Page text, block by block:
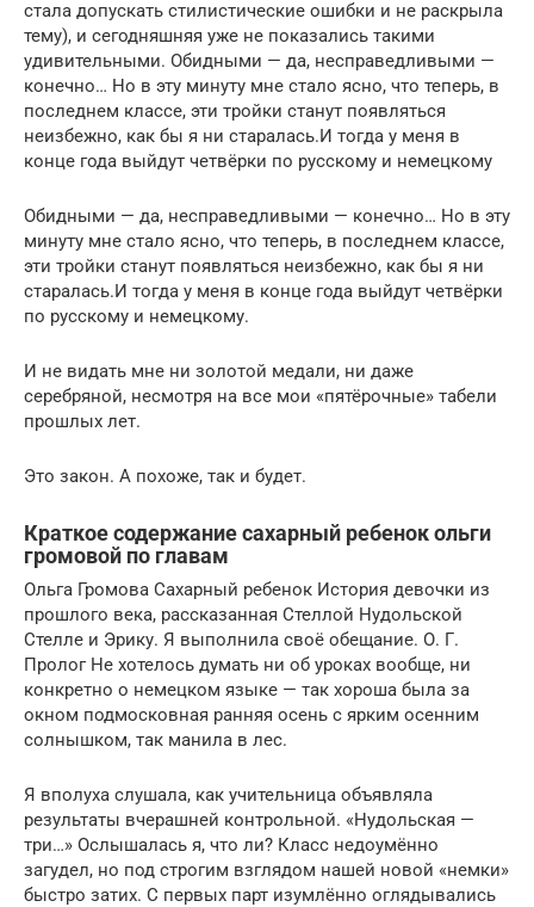
стала допускать стилистические ошибки и не раскрыла
тему), и сегодняшняя уже не показались такими
удивительными. Обидными — да, несправедливыми —
конечно… Но в эту минуту мне стало ясно, что теперь, в
последнем классе, эти тройки станут появляться
неизбежно, как бы я ни старалась.И тогда у меня в
конце года выйдут четвёрки по русскому и немецкому
Обидными — да, несправедливыми — конечно… Но в эту
минуту мне стало ясно, что теперь, в последнем классе,
эти тройки станут появляться неизбежно, как бы я ни
старалась.И тогда у меня в конце года выйдут четвёрки
по русскому и немецкому.
И не видать мне ни золотой медали, ни даже
серебряной, несмотря на все мои «пятёрочные» табели
прошлых лет.
Это закон. А похоже, так и будет.
Краткое содержание сахарный ребенок ольги
громовой по главам
Ольга Громова Сахарный ребенок История девочки из
прошлого века, рассказанная Стеллой Нудольской
Стелле и Эрику. Я выполнила своё обещание. О. Г.
Пролог Не хотелось думать ни об уроках вообще, ни
конкретно о немецком языке — так хороша была за
окном подмосковная ранняя осень с ярким осенним
солнышком, так манила в лес.
Я вполуха слушала, как учительница объявляла
результаты вчерашней контрольной. «Нудольская —
три…» Ослышалась я, что ли? Класс недоумённо
загудел, но под строгим взглядом нашей новой «немки»
быстро затих. С первых парт изумлённо оглядывались